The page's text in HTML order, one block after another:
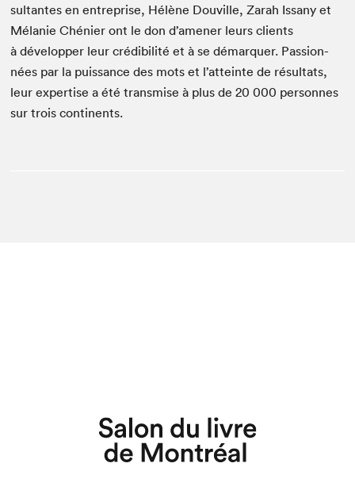
sul­tantes en entre­prise, Hélène Dou­ville, Zarah Issany et
Mélanie Chénier ont le don d’amener leurs clients
à dévelop­per leur crédi­bil­ité et à se démar­quer. Pas­sion­
nées par la puis­sance des mots et l’atteinte de résul­tats,
leur exper­tise a été trans­mise à plus de20 000 per­son­nes
sur trois continents.